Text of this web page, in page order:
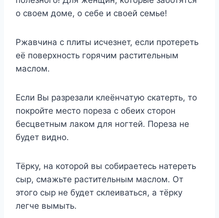
о своем доме, о себе и своей семье!
Ржавчина с плиты исчезнет, если протереть
её поверхность горячим растительным
маслом.
Если Вы разрезали клеёнчатую скатерть, то
покройте место пореза с обеих сторон
бесцветным лаком для ногтей. Пореза не
будет видно.
Тёрку, на которой вы собираетесь натереть
сыр, смажьте растительным маслом. От
этого сыр не будет склеиваться, а тёрку
легче вымыть.